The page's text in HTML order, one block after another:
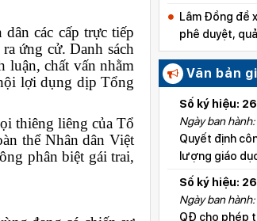
các cấp trực tiếp
ứng cử. Danh sách
luận, chất vấn nhằm
lợi dụng dịp Tổng
thiêng liêng của Tổ
thể Nhân dân Việt
phân biệt gái trai,
thôn, bản
Lâm Đồng đề
phê duyệt,
xuất thuộc
quốc gia
Văn bản
Số ký hiệu:
Ngày ban
Quyết định
lượng giáo
xã Hoài Đức
Số ký hiệu:
Ngày ban
QĐ cho phép